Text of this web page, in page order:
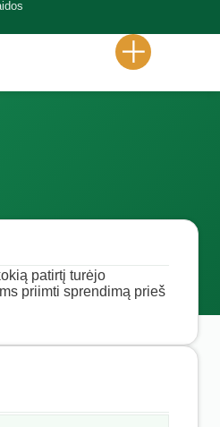
patirtį turėjo
priimti sprendimą prieš